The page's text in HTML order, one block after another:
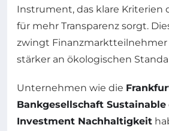
Instrument, das klare Kriterien
für mehr Transparenz sorgt.
zwingt Finanzmarktteilnehmer
stärker an ökologischen
Unternehmen wie die
Bankgesellschaft Sustainable
Investment Nachhaltigkeit